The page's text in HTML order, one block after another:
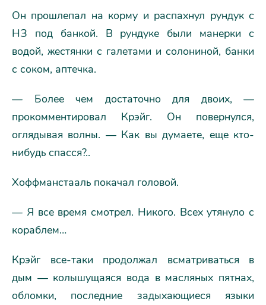
Он прошлепал на корму и распахнул рундук с
НЗ под банкой. В рундуке были манерки с
водой, жестянки с галетами и солониной, банки
с соком, аптечка.
— Более чем достаточно для двоих, —
прокомментировал Крэйг. Он повернулся,
оглядывая волны. — Как вы думаете, еще кто-
нибудь спасся?..
Хоффманстааль покачал головой.
— Я все время смотрел. Никого. Всех утянуло с
кораблем…
Крэйг все-таки продолжал всматриваться в
дым — колышущаяся вода в масляных пятнах,
обломки, последние задыхающиеся языки